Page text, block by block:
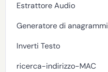
Estrattore Audio
Generatore di anagrammi
Inverti Testo
ricerca-indirizzo-MAC